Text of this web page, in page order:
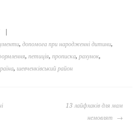
,допомога при народженні дитини,
,петиція,прописка,рахунок,
,шевченківський район
13 лайфхаків для мам
немовлят